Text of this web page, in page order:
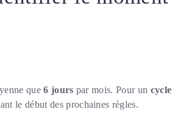
que6 jours par mois. Pour un cycle
le début des prochaines règles.